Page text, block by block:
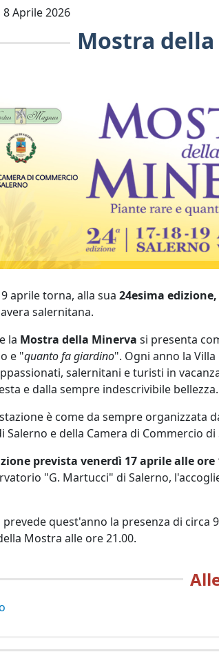
Aprile 2026
Mostra
aprile torna, alla sua 24esima edizione,
salernitana.
la Mostra della Minerva si presenta
e "quanto fa giardino". Ogni anno la
salernitani e turisti in
e dalla sempre indescrivibile bellezza.
è come da sempre organizzata
Salerno e della Camera di Commercio di
prevista venerdì 17 aprile alle ore
"G. Martucci" di Salerno,
prevede quest'anno la presenza di circa
Mostra alle ore 21.00.